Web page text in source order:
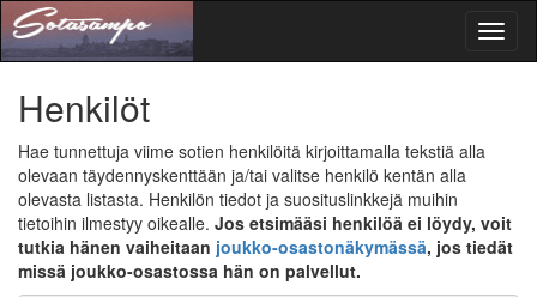
Henkilöt
Hae tunnettuja viime sotien henkilöitä kirjoittamalla tekstiä alla
olevaan täydennyskenttään ja/tai valitse henkilö kentän alla
olevasta listasta. Henkilön tiedot ja suosituslinkkejä muihin
tietoihin ilmestyy oikealle. Jos etsimääsi henkilöä ei löydy, voit
tutkia hänen vaiheitaan joukko-osastonäkymässä, jos tiedät
missä joukko-osastossa hän on palvellut.